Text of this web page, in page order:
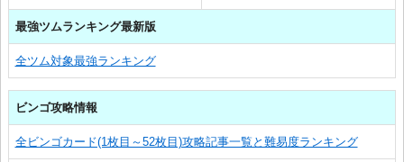
最強ツムランキング最新版
全ツム対象最強ランキング
ビンゴ攻略情報
全ビンゴカード(1枚目～52枚目)攻略記事一覧と難易度ランキング